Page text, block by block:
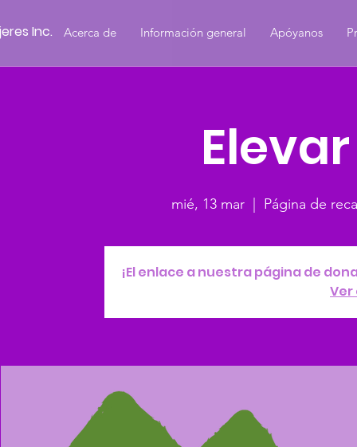
Acerca de Información general Apóyanos
Inc.
mié, 13 mar
  |
Página de
¡El enlace a nuestra página de